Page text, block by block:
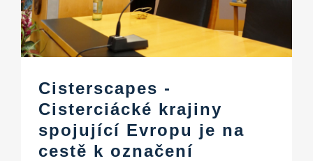
Cisterscapes -
Cisterciácké krajiny
spojující Evropu je na
cestě k označení